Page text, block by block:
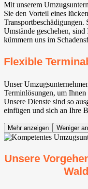
Mit unserem
Sie den Vorteil eines
Transportbeschädigungen.
Umstände geschehen,
kümmern uns im
Flexible
Unser
Terminlösungen, um
Unsere Dienste sind so
einfügen und sich an Ihre
Mehr anzeigen Weniger
Unsere